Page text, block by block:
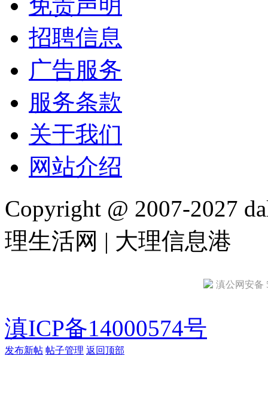
招聘信息
广告服务
服务条款
关于我们
网站介绍
Copyright @ 2007-2027
理生活网 | 大理信息港
滇公网安备
滇ICP备14000574号
发布新帖 帖子管理 返回顶部